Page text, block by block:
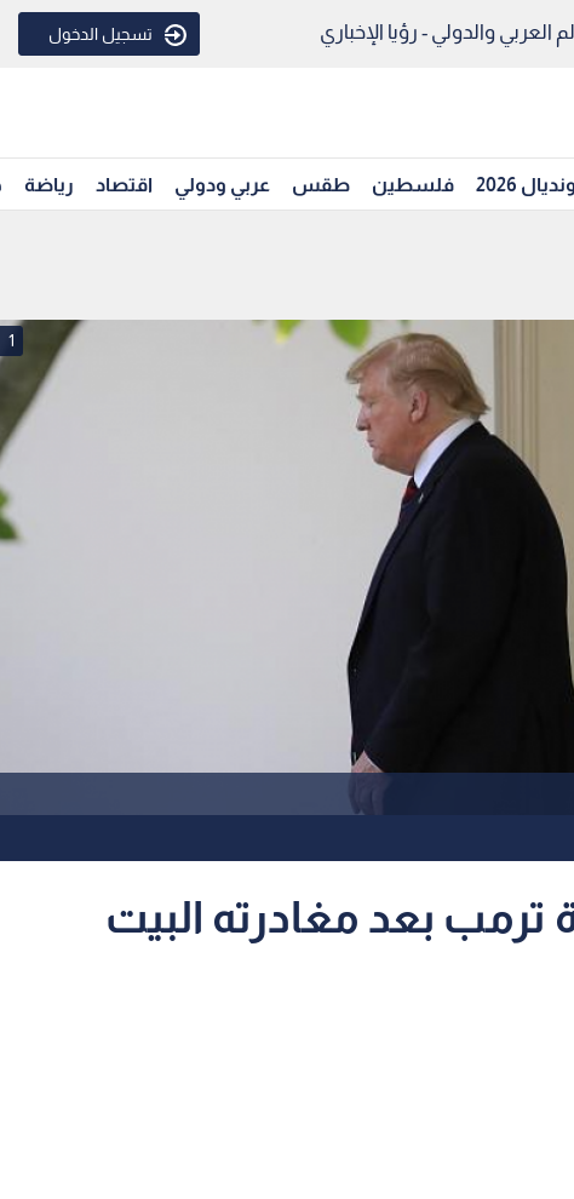
العربي والدولي - رؤيا الإخباري تسجيل الدخول
2026 فلسطين طقس عربي ودولي اقتصاد رياضة
1
بعد مغادرته البيت